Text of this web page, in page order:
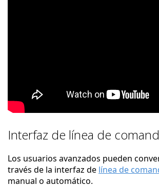
Interfaz de línea de
Los usuarios avanzados pueden
través de la interfaz de línea de
manual o automático.